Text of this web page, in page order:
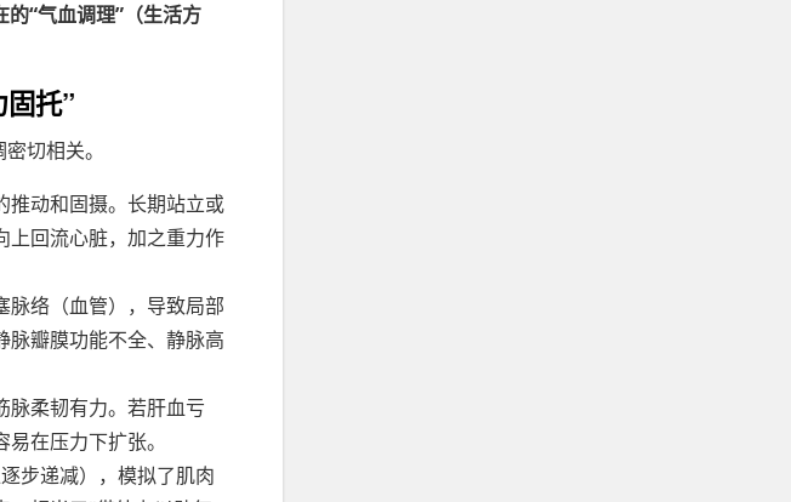
“气血调理”（生活方
托”
切相关。
推动和固摄。长期站立或
上回流心脏，加之重力作
络（血管），导致局部
脉瓣膜功能不全、静脉高
脉柔韧有力。若肝血亏
在压力下扩张。
步递减），模拟了肌肉